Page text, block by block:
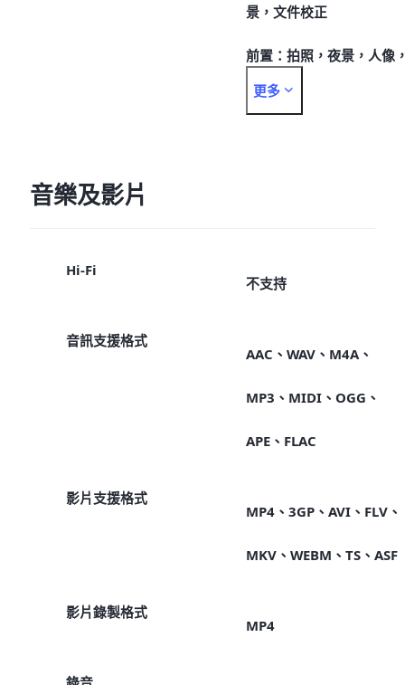
景，文件校正
前置：拍照，夜景，人像
錄影，動態照片
更多
音樂及影片
Hi-Fi
不支持
音訊支援格式
AAC、WAV、M4A、
MP3、MIDI、OGG、
APE、FLAC
影片支援格式
MP4、3GP、AVI、FLV、
MKV、WEBM、TS、ASF
影片錄製格式
MP4